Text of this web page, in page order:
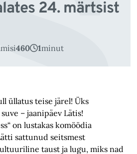
24. märtsist
460 1minut
üllatus teise järel! Üks
– jaanipäev Lätis!
on lustakas komöödia
sattunud seitsmest
taust ja lugu, miks nad